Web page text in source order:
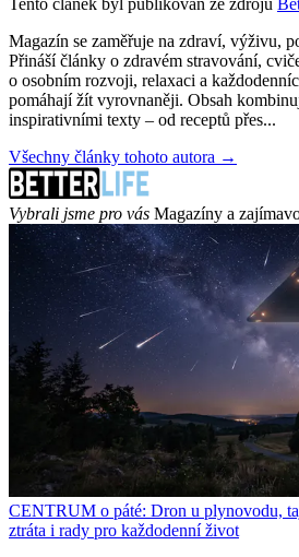
Tento článek byl publikován ze zdrojů
Magazín se zaměřuje na zdraví, výživu,
Přináší články o zdravém stravování,
o osobním rozvoji, relaxaci a
pomáhají žít vyrovnaněji. Obsah
inspirativními texty – od receptů přes...
Všechny články tohoto autora →
Vybrali jsme pro vás Magazíny a
CENTRUM o páté: Dron u plynovodu,
ztráta i rady pro každodenní život